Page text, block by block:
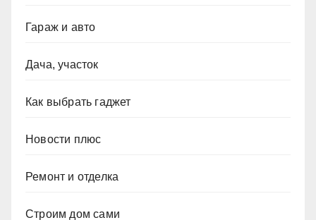
Гараж и авто
Дача, участок
Как выбрать гаджет
Новости плюс
Ремонт и отделка
Строим дом сами